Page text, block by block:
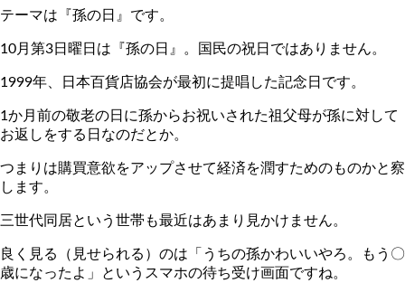
テーマは『孫の日』です。
10月第3日曜日は『孫の日』。国民の祝日ではありません。
1999年、日本百貨店協会が最初に提唱した記念日です。
1か月前の敬老の日に孫からお祝いされた祖父母が孫に対して
お返しをする日なのだとか。
つまりは購買意欲をアップさせて経済を潤すためのものかと察
します。
三世代同居という世帯も最近はあまり見かけません。
良く見る（見せられる）のは「うちの孫かわいいやろ。もう〇
歳になったよ」というスマホの待ち受け画面ですね。